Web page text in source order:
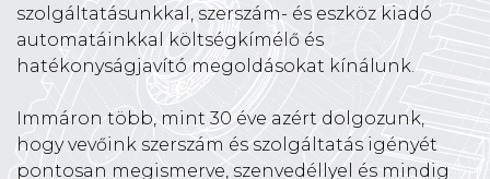
szolgáltatásunkkal, szerszám- és eszköz kiadó
automatáinkkal költségkímélő és
hatékonyságjavító megoldásokat kínálunk.
Immáron több, mint 30 éve azért dolgozunk,
hogy vevőink szerszám és szolgáltatás igényét
pontosan megismerve, szenvedéllyel és mindig